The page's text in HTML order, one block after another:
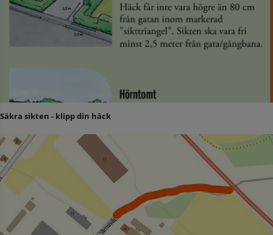
Säkra sikten - klipp din häck